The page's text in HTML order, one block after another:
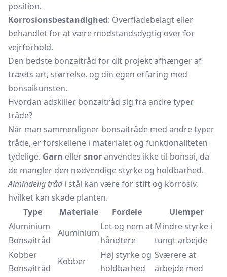
position.
Korrosionsbestandighed: Overfladebelagt eller
behandlet for at være modstandsdygtig over for
vejrforhold.
Den bedste bonzaitråd for dit projekt afhænger af
træets art, størrelse, og din egen erfaring med
bonsaikunsten.
Hvordan adskiller bonzaitråd sig fra andre typer
tråde?
Når man sammenligner bonsaitråde med andre typer
tråde, er forskellene i materialet og funktionaliteten
tydelige. Garn ellersnoranvendes ikke til bonsai, da
de mangler den nødvendige styrke og holdbarhed.
Almindelig trådi stål kan være for stift og korrosiv,
hvilket kan skade planten.
Type
Materiale Fordele
Ulemper
Aluminium
Bonsaitråd
Aluminium
Let og nem at
håndtere
Mindre styrke i
tungt arbejde
Kobber
Bonsaitråd
Kobber
Høj styrke og
holdbarhed
Sværere at
arbejde med